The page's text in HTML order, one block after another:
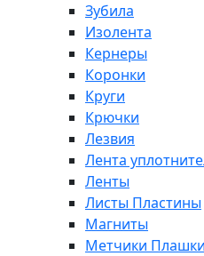
Зубила
Изолента
Кернеры
Коронки
Круги
Крючки
Лезвия
Лента
Ленты
Листы Пластины
Магниты
Метчики Плашки